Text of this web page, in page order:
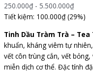
250.000₫- 5.500.000₫
Tiết kiệm: 100.000₫ (29%)
Tinh Dầu Tràm Trà – Tea
khuẩn, kháng viêm tự
vết côn trùng cắn, vết
miễn dịch cơ thể. Đặc tính